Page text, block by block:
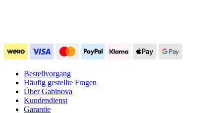
Bestellvorgang
Über Gabinova
Kundendienst
Garantie
Pressemappe